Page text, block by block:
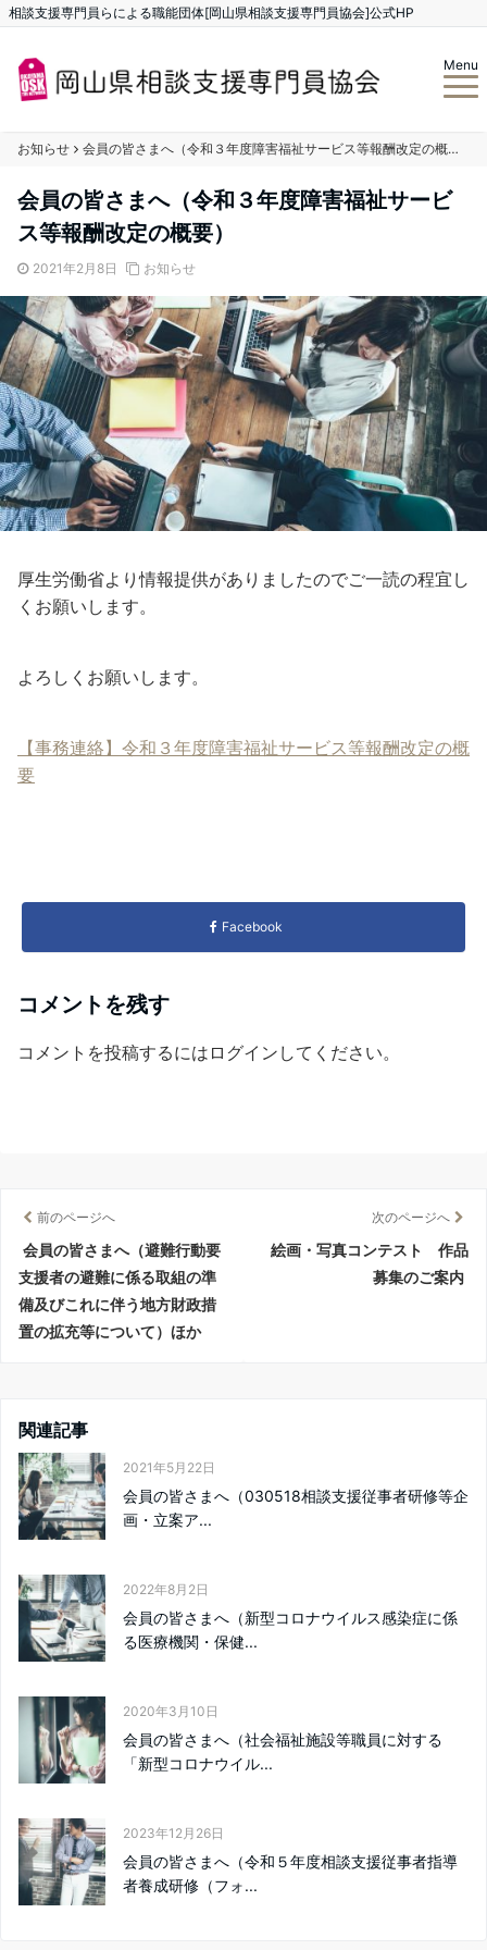
相談支援専門員らによる職能団体[岡山県相談支援専門員協会]公式HP
Menu
お知らせ 会員の皆さまへ（令和３年度障害福祉サービス等報酬改定の概要）
会員の皆さまへ（令和３年度障害福祉サービ
ス等報酬改定の概要）
2021年2月8日 お知らせ
厚生労働省より情報提供がありましたのでご一読の程宜し
くお願いします。
よろしくお願いします。
【事務連絡】令和３年度障害福祉サービス等報酬改定の概
要
Facebook
コメントを残す
コメントを投稿するには ログイン してください。
前のページへ
会員の皆さまへ（避難行動要
支援者の避難に係る取組の準
備及びこれに伴う地方財政措
置の拡充等について）ほか
次のページへ
絵画・写真コンテスト 作品
募集のご案内
関連記事
2021年5月22日
会員の皆さまへ（030518相談支援従事者研修等企
画・立案ア...
2022年8月2日
会員の皆さまへ（新型コロナウイルス感染症に係
る医療機関・保健...
2020年3月10日
会員の皆さまへ（社会福祉施設等職員に対する
「新型コロナウイル...
2023年12月26日
会員の皆さまへ（令和５年度相談支援従事者指導
者養成研修（フォ...